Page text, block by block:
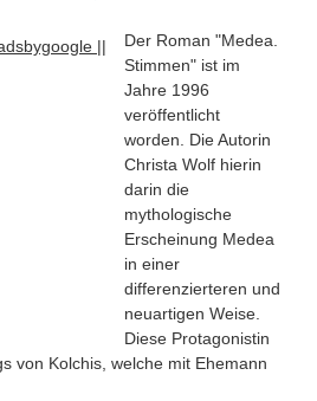
Der Roman "Medea
||
Stimmen" ist im
Jahre 1996
veröffentlicht
worden. Die Autorin
Christa Wolf hierin
darin die
mythologische
Erscheinung Medea
in einer
differenzierteren und
neuartigen Weise.
Diese Protagonistin
von Kolchis, welche mit Ehemann